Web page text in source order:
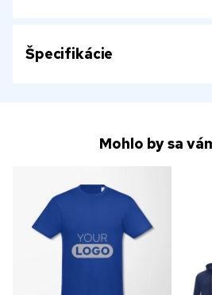
Špecifikácie
Mohlo by sa